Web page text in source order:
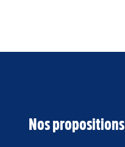
Nos propositions